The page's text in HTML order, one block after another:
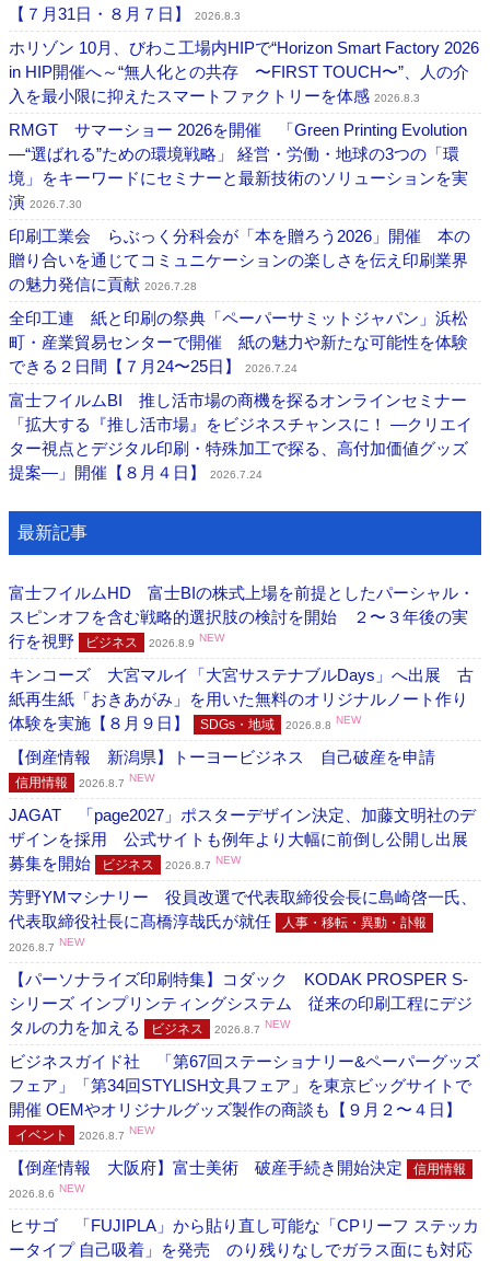
【７月31日・８月７日】
2026.8.3
ホリゾン 10月、びわこ工場内HIPで“Horizon Smart Factory 2026
in HIP開催へ～“無人化との共存 〜FIRST TOUCH〜”、人の介
入を最小限に抑えたスマートファクトリーを体感 2026.8.3
RMGT サマーショー 2026を開催 「Green Printing Evolution
―“選ばれる”ための環境戦略」 経営・労働・地球の3つの「環
境」をキーワードにセミナーと最新技術のソリューションを実
演 2026.7.30
印刷工業会 らぶっく分科会が「本を贈ろう2026」開催 本の
贈り合いを通じてコミュニケーションの楽しさを伝え印刷業界
の魅力発信に貢献 2026.7.28
全印工連 紙と印刷の祭典「ペーパーサミットジャパン」浜松
町・産業貿易センターで開催 紙の魅力や新たな可能性を体験
できる２日間【７月24〜25日】
2026.7.24
富士フイルムBI 推し活市場の商機を探るオンラインセミナー
「拡大する『推し活市場』をビジネスチャンスに！ ―クリエイ
ター視点とデジタル印刷・特殊加工で探る、高付加価値グッズ
提案―」開催【８月４日】
2026.7.24
最新記事
富士フイルムHD 富士BIの株式上場を前提としたパーシャル・
スピンオフを含む戦略的選択肢の検討を開始 ２〜３年後の実
行を視野
ビジネス 2026.8.9 NEW
キンコーズ 大宮マルイ「大宮サステナブルDays」へ出展 古
紙再生紙「おきあがみ」を用いた無料のオリジナルノート作り
体験を実施【８月９日】
SDGs・地域 2026.8.8 NEW
【倒産情報 新潟県】トーヨービジネス 自己破産を申請
信用情報 2026.8.7 NEW
JAGAT 「page2027」ポスターデザイン決定、加藤文明社のデ
ザインを採用 公式サイトも例年より大幅に前倒し公開し出展
募集を開始
ビジネス 2026.8.7 NEW
芳野YMマシナリー 役員改選で代表取締役会長に島崎啓一氏、
代表取締役社長に髙橋淳哉氏が就任
人事・移転・異動・訃報
2026.8.7 NEW
【パーソナライズ印刷特集】コダック KODAK PROSPER S-
シリーズ インプリンティングシステム 従来の印刷工程にデジ
タルの力を加える
ビジネス 2026.8.7 NEW
ビジネスガイド社 「第67回ステーショナリー&ペーパーグッズ
フェア」「第34回STYLISH文具フェア」を東京ビッグサイトで
開催 OEMやオリジナルグッズ製作の商談も【９月２〜４日】
イベント 2026.8.7 NEW
【倒産情報 大阪府】富士美術 破産手続き開始決定 信用情報
2026.8.6 NEW
ヒサゴ 「FUJIPLA」から貼り直し可能な「CPリーフ ステッカ
ータイプ 自己吸着」を発売 のり残りなしでガラス面にも対応